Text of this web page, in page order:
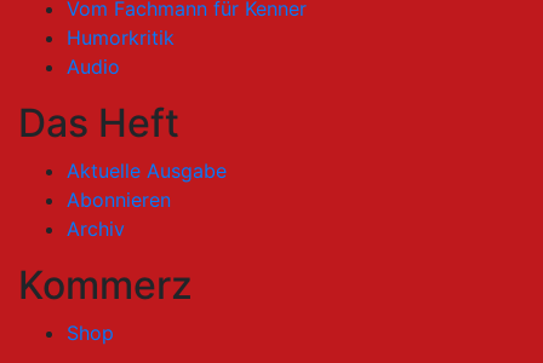
Vom Fachmann für Kenner
Humorkritik
Audio
Das Heft
Aktuelle Ausgabe
Abonnieren
Archiv
Kommerz
Shop